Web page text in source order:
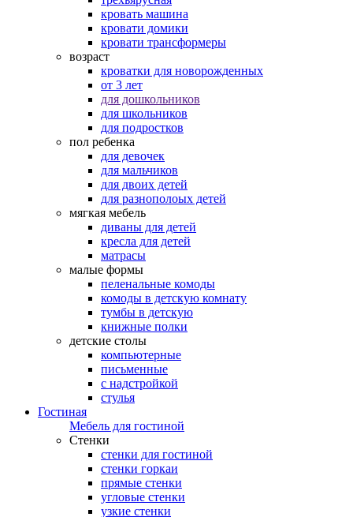
кровать машина
кровати домики
кровати трансформеры
возраст
кроватки для новорожденных
от 3 лет
для дошкольников
для школьников
для подростков
пол ребенка
для девочек
для мальчиков
для двоих детей
для разнополоых детей
мягкая мебель
диваны для детей
кресла для детей
матрасы
малые формы
пеленальные комоды
комоды в детскую комнату
тумбы в детскую
книжные полки
детские столы
компьютерные
письменные
с надстройкой
стулья
Гостиная
Мебель для гостиной
Стенки
стенки для гостиной
стенки горкаи
прямые стенки
угловые стенки
узкие стенки